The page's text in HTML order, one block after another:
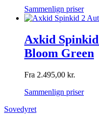
Sammenlign priser
Axkid
Bloom Green
Fra 2.495,00 kr.
Sammenlign priser
Sovedyret